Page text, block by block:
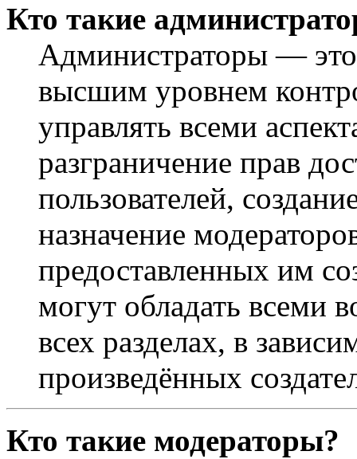
Кто такие
Администраторы — это
высшим уровнем
управлять всеми
разграничение прав
пользователей,
назначение
предоставленных им
могут обладать всеми
всех разделах, в
произведённых
Кто такие модераторы?